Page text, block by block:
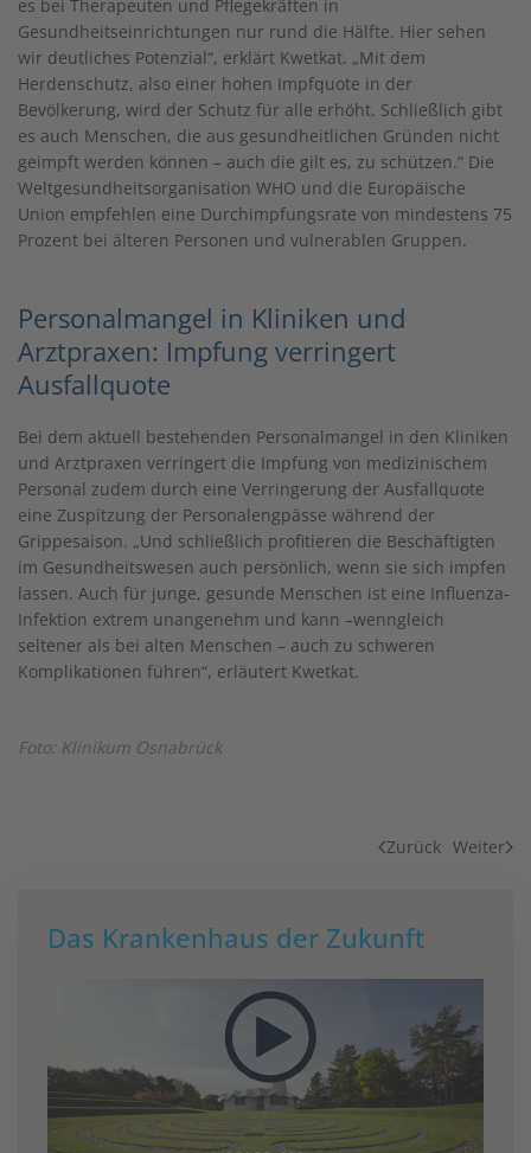
es bei Therapeuten und Pflegekräften in
Gesundheitseinrichtungen nur rund die Hälfte. Hier sehen
wir deutliches Potenzial“, erklärt Kwetkat. „Mit dem
Herdenschutz, also einer hohen Impfquote in der
Bevölkerung, wird der Schutz für alle erhöht. Schließlich gibt
es auch Menschen, die aus gesundheitlichen Gründen nicht
geimpft werden können – auch die gilt es, zu schützen.“ Die
Weltgesundheitsorganisation WHO und die Europäische
Union empfehlen eine Durchimpfungsrate von mindestens 75
Prozent bei älteren Personen und vulnerablen Gruppen.
Personalmangel in Kliniken und
Arztpraxen: Impfung verringert
Ausfallquote
Bei dem aktuell bestehenden Personalmangel in den Kliniken
und Arztpraxen verringert die Impfung von medizinischem
Personal zudem durch eine Verringerung der Ausfallquote
eine Zuspitzung der Personalengpässe während der
Grippesaison. „Und schließlich profitieren die Beschäftigten
im Gesundheitswesen auch persönlich, wenn sie sich impfen
lassen. Auch für junge, gesunde Menschen ist eine Influenza-
Infektion extrem unangenehm und kann –wenngleich
seltener als bei alten Menschen – auch zu schweren
Komplikationen führen“, erläutert Kwetkat.
Foto: Klinikum Osnabrück
Zurück Weiter
Das Krankenhaus der Zukunft